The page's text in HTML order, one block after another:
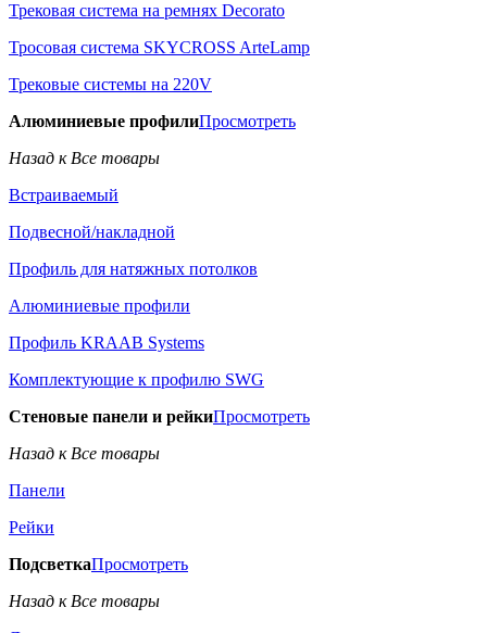
Трековая система на ремнях Decorato
Тросовая система SKYCROSS ArteLamp
Трековые системы на 220V
Алюминиевые профилиПросмотреть
Назад к Все товары
Встраиваемый
Подвесной/накладной
Профиль для натяжных потолков
Алюминиевые профили
Профиль KRAAB Systems
Комплектующие к профилю SWG
Стеновые панели и рейкиПросмотреть
Назад к Все товары
Панели
Рейки
ПодсветкаПросмотреть
Назад к Все товары